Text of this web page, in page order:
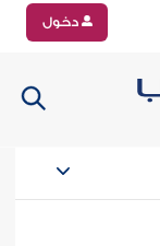
دخول